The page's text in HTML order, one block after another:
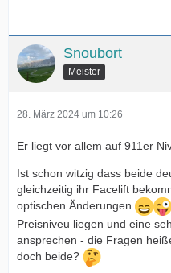
Snoubort
Meister
28. März 2024 um 10:26
Er liegt vor allem auf 911er
Ist schon witzig dass beide
gleichzeitig ihr Facelift
optischen Änderungen
Preisniveu liegen und eine
ansprechen - die Fragen
doch beide?